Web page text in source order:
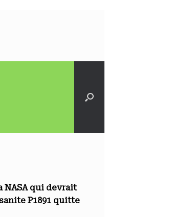
NASA qui devrait
P1891 quitte